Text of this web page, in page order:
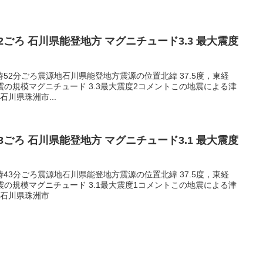
ろ 石川県能登地方 マグニチュード3.3 最大震度
分ごろ震源地石川県能登地方震源の位置北緯 37.5度，東経
規模マグニチュード 3.3最大震度2コメントこの地震による津
川県珠洲市...
ろ 石川県能登地方 マグニチュード3.1 最大震度
分ごろ震源地石川県能登地方震源の位置北緯 37.5度，東経
規模マグニチュード 3.1最大震度1コメントこの地震による津
川県珠洲市